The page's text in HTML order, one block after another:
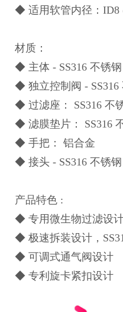
◆ 适用软管内径：ID8
材质：
◆ 主体 - SS316 不锈钢
◆ 独立控制阀 - SS316
◆ 过滤座： SS316 不
◆ 滤膜垫片： SS316
◆ 手把： 铝合金
◆ 接头 - SS316 不锈钢
产品特色 :
◆ 专用微生物过滤设
◆ 极速拆装设计，
◆ 可调式通气阀设计
◆ 专利旋卡紧扣设计